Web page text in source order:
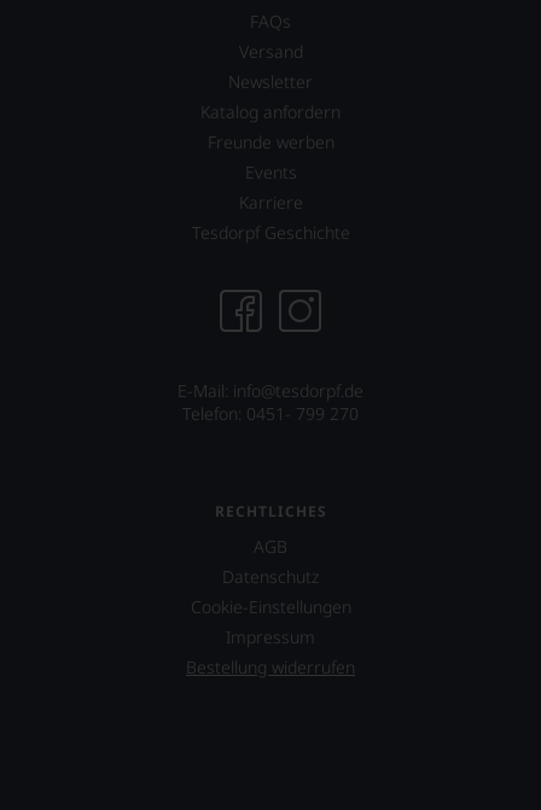
FAQs
Versand
Newsletter
Katalog anfordern
Freunde werben
Events
Karriere
Tesdorpf Geschichte
E-Mail: info@tesdorpf.de
Telefon: 0451- 799 270
RECHTLICHES
AGB
Datenschutz
Cookie-Einstellungen
Impressum
Bestellung widerrufen